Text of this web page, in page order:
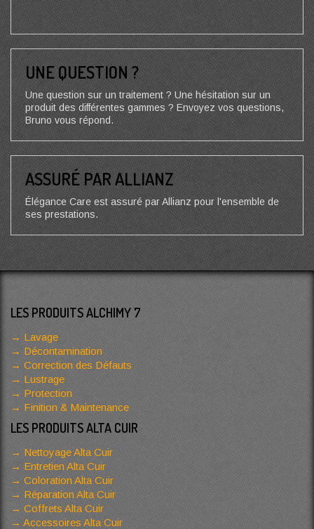
UNE QUESTION ?
Une question sur un traitement ? Une hésitation sur un
produit des différentes gammes ? Envoyez vos questions,
Bruno vous répond.
ASSURÉ PAR ALLIANZ
Élégance Care est assuré par Allianz pour l'ensemble de
ses prestations.
LES PRODUITS ALCHIMY 7
Lavage
Décontamination
Correction des Défauts
Lustrage
Protection
Finition & Maintenance
LES PRODUITS ALTA CUIR
Nettoyage Alta Cuir
Entretien Alta Cuir
Coloration Alta Cuir
Réparation Alta Cuir
Coffrets Alta Cuir
Accessoires Alta Cuir